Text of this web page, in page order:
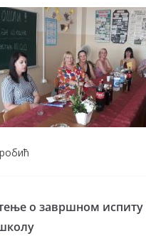
о завршном испиту